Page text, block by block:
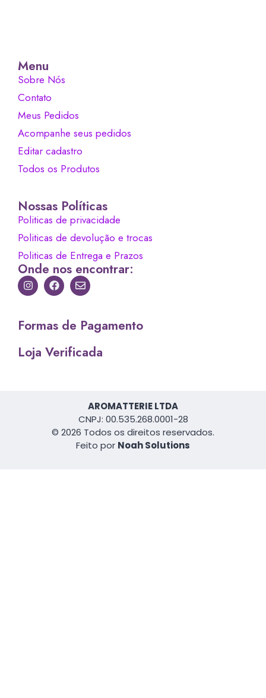
Menu
Sobre Nós
Contato
Meus Pedidos
Acompanhe seus pedidos
Editar cadastro
Todos os Produtos
Nossas Políticas
Politicas de privacidade
Politicas de devolução e trocas
Politicas de Entrega e Prazos
Onde nos encontrar:
Formas de Pagamento
Loja Verificada
AROMATTERIE LTDA
CNPJ: 00.535.268.0001-28
© 2026 Todos os direitos reservados.
Feito por Noah Solutions